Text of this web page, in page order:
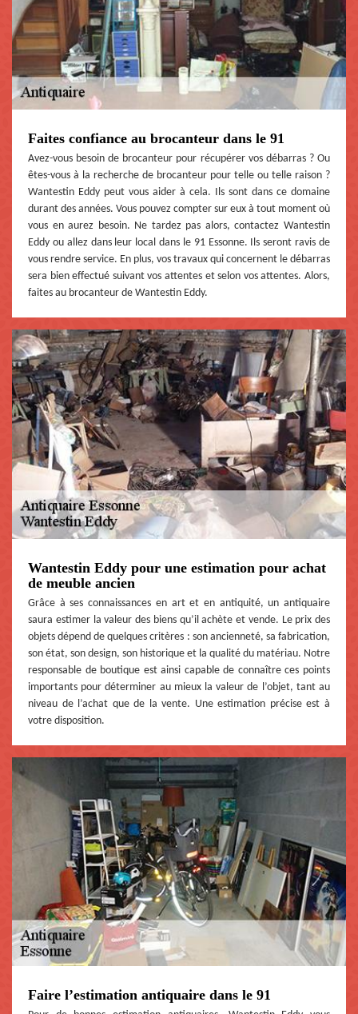
Faites confiance au brocanteur dans le 91
Avez-vous besoin de brocanteur pour récupérer vos débarras ? Ou
êtes-vous à la recherche de brocanteur pour telle ou telle raison ?
Wantestin Eddy peut vous aider à cela. Ils sont dans ce domaine
durant des années. Vous pouvez compter sur eux à tout moment où
vous en aurez besoin. Ne tardez pas alors, contactez Wantestin
Eddy ou allez dans leur local dans le 91 Essonne. Ils seront ravis de
vous rendre service. En plus, vos travaux qui concernent le débarras
sera bien effectué suivant vos attentes et selon vos attentes. Alors,
faites au brocanteur de Wantestin Eddy.
Wantestin Eddy pour une estimation pour achat
de meuble ancien
Grâce à ses connaissances en art et en antiquité, un antiquaire
saura estimer la valeur des biens qu’il achète et vende. Le prix des
objets dépend de quelques critères : son ancienneté, sa fabrication,
son état, son design, son historique et la qualité du matériau. Notre
responsable de boutique est ainsi capable de connaître ces points
importants pour déterminer au mieux la valeur de l’objet, tant au
niveau de l’achat que de la vente. Une estimation précise est à
votre disposition.
Faire l’estimation antiquaire dans le 91